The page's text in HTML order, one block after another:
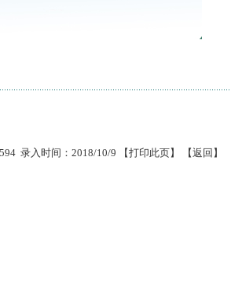
录入时间：2018/10/9 【打印此页】 【返回 】